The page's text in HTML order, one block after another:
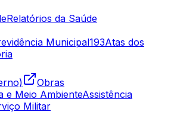
Relatórios da Saúde
Municipal193Atas dos
Obras
e Meio AmbienteAssistência
Militar